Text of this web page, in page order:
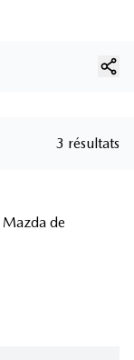
3 résultats
Mazda de